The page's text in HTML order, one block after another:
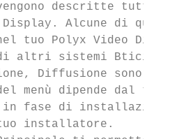
vengono descritte
Alcune di
Polyx Video
altri sistemi Bticino
Diffusione sonora).
menù dipende dal
fase di
installatore.